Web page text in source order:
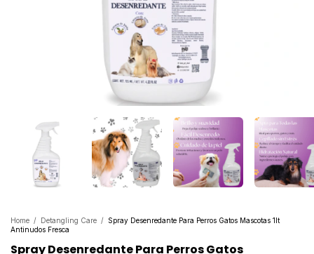
Home / Detangling Care / Spray Desenredante Para Perros Gatos Mascotas 1lt
Antinudos Fresca
Spray Desenredante Para Perros Gatos